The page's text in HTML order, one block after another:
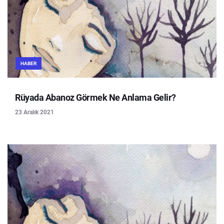
HABER
Rüyada Abanoz Görmek Ne Anlama Gelir?
23 Aralık 2021